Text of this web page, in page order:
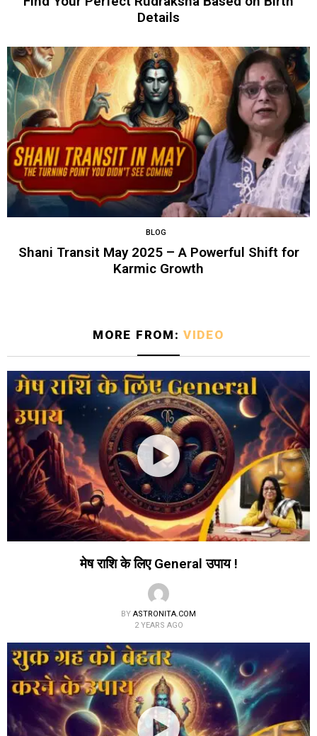
Details
BLOG
Shani Transit May 2025 – A Powerful Shift for
Karmic Growth
MORE FROM:VIDEO
मेष राशि के लिए General उपाय !
BY ASTRONITA.COM
2 YEARS AGO